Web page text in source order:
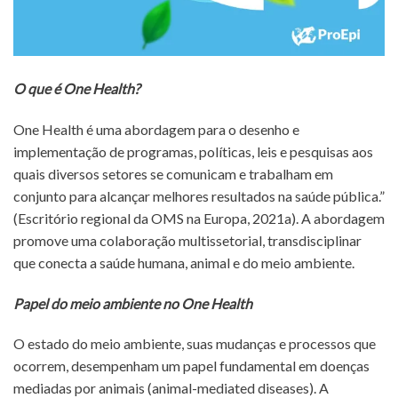
O que é One Health?
One Health é uma abordagem para o desenho e
implementação de programas, políticas, leis e pesquisas aos
quais diversos setores se comunicam e trabalham em
conjunto para alcançar melhores resultados na saúde pública.”
(Escritório regional da OMS na Europa, 2021a). A abordagem
promove uma colaboração multissetorial, transdisciplinar
que conecta a saúde humana, animal e do meio ambiente.
Papel do meio ambiente no One Health
O estado do meio ambiente, suas mudanças e processos que
ocorrem, desempenham um papel fundamental em doenças
mediadas por animais (animal-mediated diseases). A